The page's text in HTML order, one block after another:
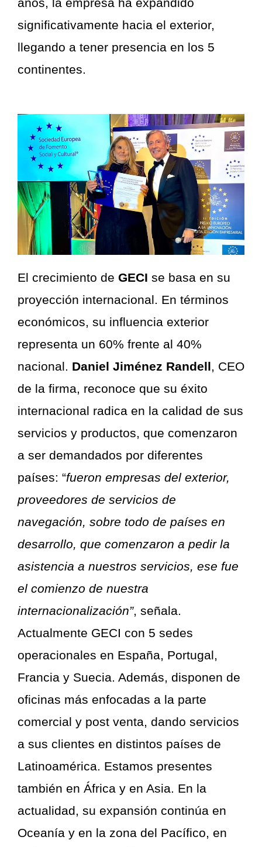
años, la empresa ha expandido
significativamente hacia el exterior,
llegando a tener presencia en los 5
continentes.
El crecimiento de GECI se basa en su
proyección internacional. En términos
económicos, su influencia exterior
representa un 60% frente al 40%
nacional. Daniel Jiménez Randell , CEO
de la firma, reconoce que su éxito
internacional radica en la calidad de sus
servicios y productos, que comenzaron
a ser demandados por diferentes
países: “fueron empresas del exterior,
proveedores de servicios de
navegación, sobre todo de países en
desarrollo, que comenzaron a pedir la
asistencia a nuestros servicios, ese fue
el comienzo de nuestra
internacionalización”, señala.
Actualmente GECI con 5 sedes
operacionales en España, Portugal,
Francia y Suecia. Además, disponen de
oficinas más enfocadas a la parte
comercial y post venta, dando servicios
a sus clientes en distintos países de
Latinoamérica. Estamos presentes
también en África y en Asia. En la
actualidad, su expansión continúa en
Oceanía y en la zona del Pacífico, en